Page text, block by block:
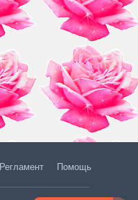
Регламент Помощь